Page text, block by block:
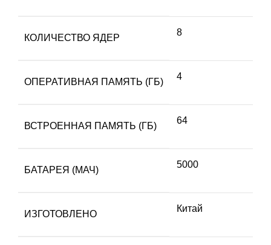
КОЛИЧЕСТВО ЯДЕР
8
ОПЕРАТИВНАЯ ПАМЯТЬ (ГБ)
4
ВСТРОЕННАЯ ПАМЯТЬ (ГБ)
64
БАТАРЕЯ (МАЧ)
5000
ИЗГОТОВЛЕНО
Китай